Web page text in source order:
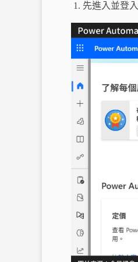
先進入並登入